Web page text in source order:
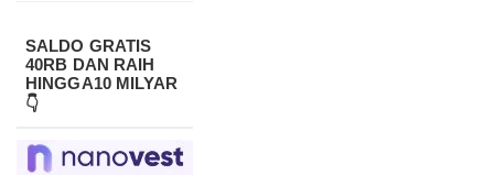
SALDO GRATIS
40RB DAN RAIH
HINGGA10 MILYAR
👇